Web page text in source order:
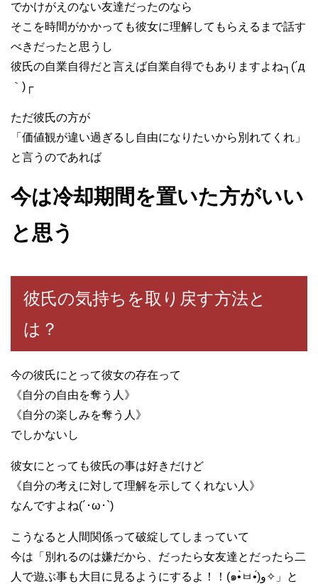
でかけがえのない友達だったのなら
そこを時間がかかっても彼女に理解してもらえるまで話す
べきだったと思うし
彼氏の自業自得だと言えば自業自得でもありますよね┐(´д
｀)┌
ただ彼氏の方が
「価値観が違い過ぎるし自由になりたいから別れてくれ」
と言うのであれば
今は冷却期間を置いた方がいい
と思う
彼氏の気持ちを取り戻す方法と
は？
今の彼氏にとって彼女の存在って
《自分の自由を奪う人》
《自分の楽しみを奪う人》
でしかないし
彼女にとっても彼氏の事は好きだけど
《自分の考えに対して理解を示してくれない人》
なんですよね(´･ω･`)
こうなると人間関係って破綻してしまっていて
今は「別れるのは嫌だから、だったら女友達とだったら二
人で遊ぶ事も大目に見るようにするよ！！(๑•̀ㅂ•́)و✧」と